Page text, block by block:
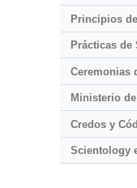
Principios
Prácticas
Ceremonias
Ministerio
Credos y
Scientology